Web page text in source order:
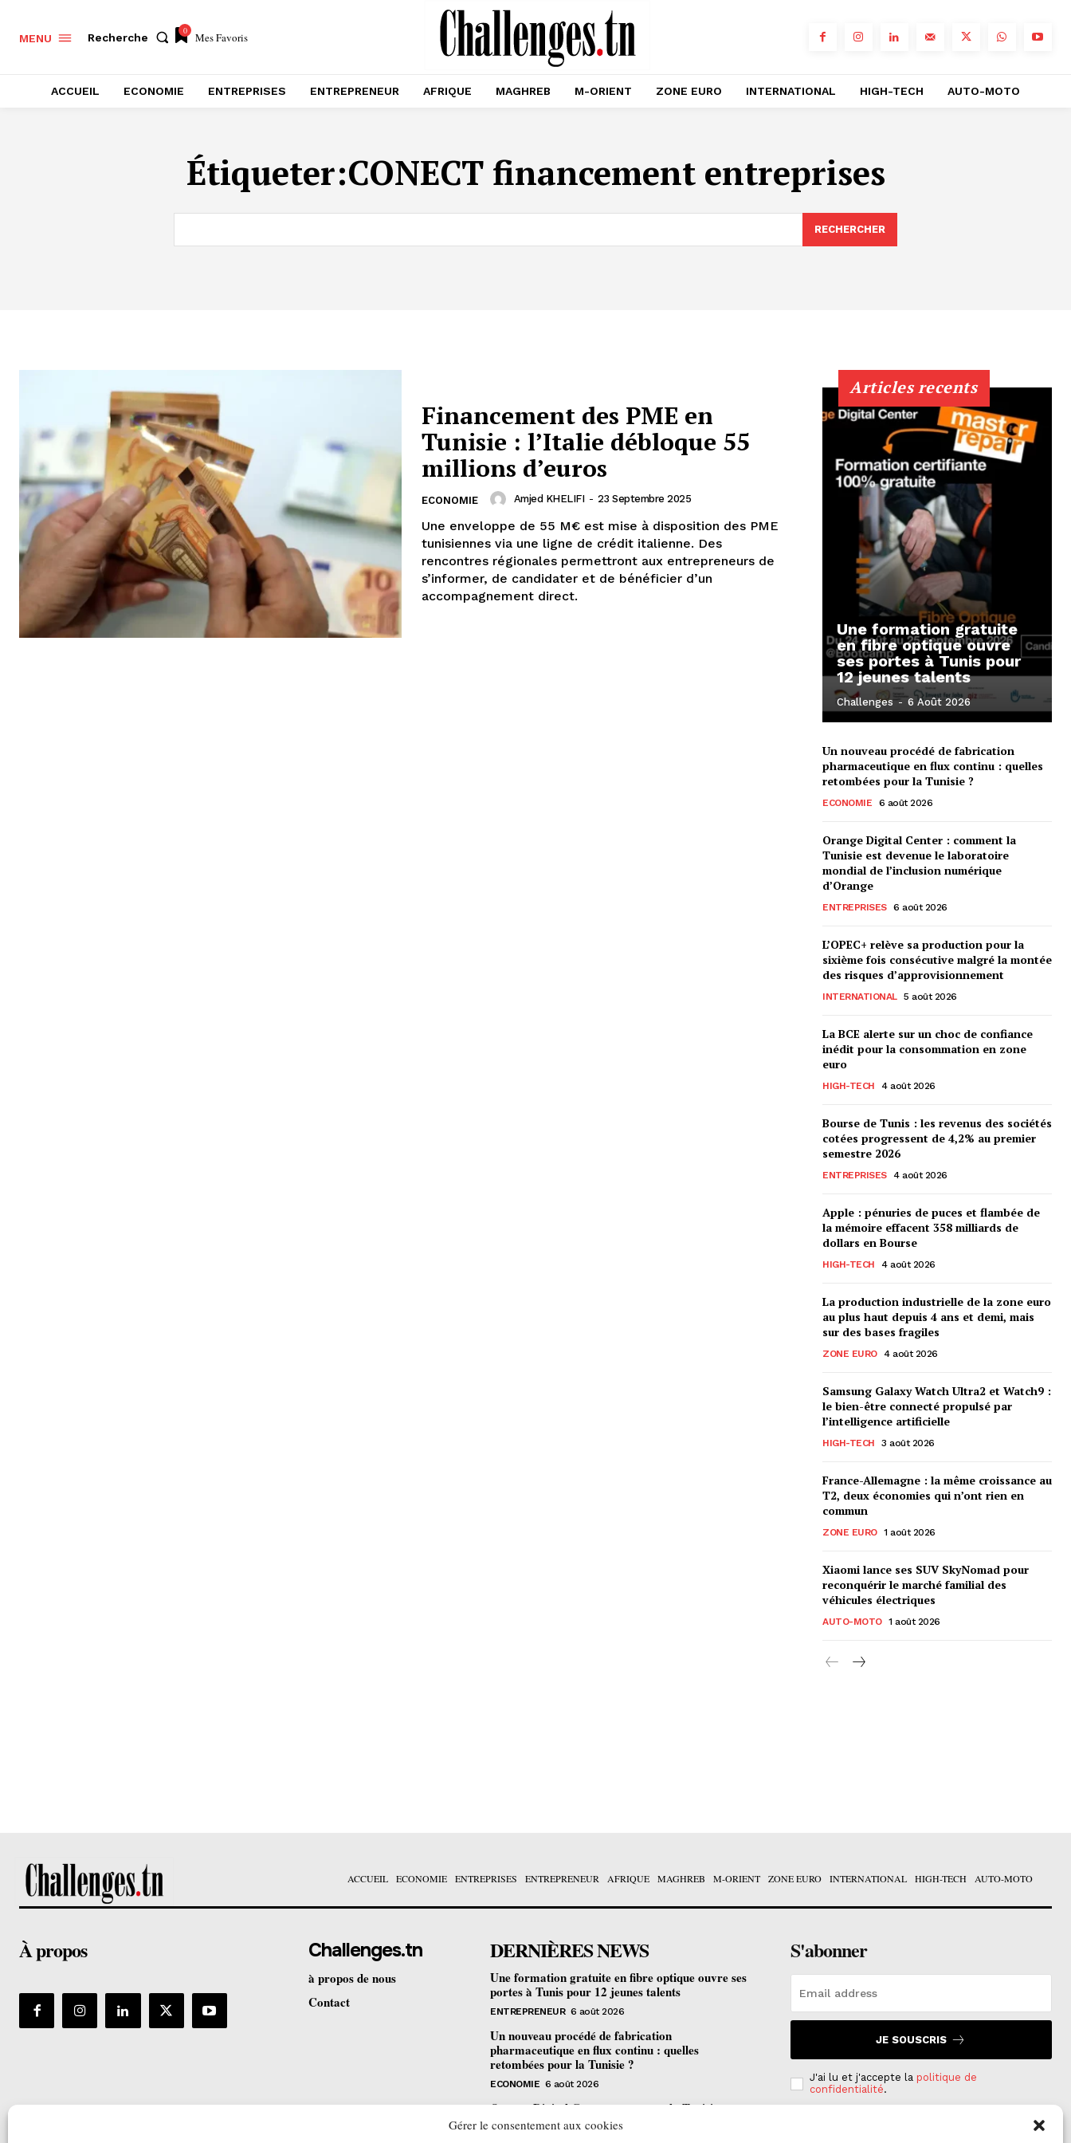
Gérer le consentement aux cookies
MENU Recherche
0 Mes Favoris
ACCUEIL ECONOMIE ENTREPRISES ENTREPRENEUR AFRIQUE MAGHREB M-ORIENT ZONE EURO INTERNATIONAL HIGH-TECH AUTO-MOTO
Étiqueter:CONECT financement entreprises
RECHERCHER
Financement des PME en
Tunisie : l’Italie débloque 55
millions d’euros
ECONOMIE Amjed KHELIFI - 23 Septembre 2025
Une enveloppe de 55 M€ est mise à disposition des PME
tunisiennes via une ligne de crédit italienne. Des
rencontres régionales permettront aux entrepreneurs de
s’informer, de candidater et de bénéficier d’un
accompagnement direct.
Articles recents
Une formation gratuite
en fibre optique ouvre
ses portes à Tunis pour
12 jeunes talents
Challenges - 6 Août 2026
Un nouveau procédé de fabrication
pharmaceutique en flux continu : quelles
retombées pour la Tunisie ?
ECONOMIE 6 août 2026
Orange Digital Center : comment la
Tunisie est devenue le laboratoire
mondial de l’inclusion numérique
d’Orange
ENTREPRISES 6 août 2026
L’OPEC+ relève sa production pour la
sixième fois consécutive malgré la montée
des risques d’approvisionnement
INTERNATIONAL 5 août 2026
La BCE alerte sur un choc de confiance
inédit pour la consommation en zone
euro
HIGH-TECH 4 août 2026
Bourse de Tunis : les revenus des sociétés
cotées progressent de 4,2% au premier
semestre 2026
ENTREPRISES 4 août 2026
Apple : pénuries de puces et flambée de
la mémoire effacent 358 milliards de
dollars en Bourse
HIGH-TECH 4 août 2026
La production industrielle de la zone euro
au plus haut depuis 4 ans et demi, mais
sur des bases fragiles
ZONE EURO 4 août 2026
Samsung Galaxy Watch Ultra2 et Watch9 :
le bien-être connecté propulsé par
l’intelligence artificielle
HIGH-TECH 3 août 2026
France-Allemagne : la même croissance au
T2, deux économies qui n’ont rien en
commun
ZONE EURO 1 août 2026
Xiaomi lance ses SUV SkyNomad pour
reconquérir le marché familial des
véhicules électriques
AUTO-MOTO 1 août 2026
ACCUEIL ECONOMIE ENTREPRISES ENTREPRENEUR AFRIQUE MAGHREB M-ORIENT ZONE EURO INTERNATIONAL HIGH-TECH AUTO-MOTO
À propos Challenges.tn
à propos de nous
Contact
DERNIÈRES NEWS
Une formation gratuite en fibre optique ouvre ses
portes à Tunis pour 12 jeunes talents
ENTREPRENEUR 6 août 2026
Un nouveau procédé de fabrication
pharmaceutique en flux continu : quelles
retombées pour la Tunisie ?
ECONOMIE 6 août 2026
Orange Digital Center : comment la Tunisie est
devenue le laboratoire mondial de l’inclusion
S'abonner
JE SOUSCRIS
J'ai lu et j'accepte la politique de
confidentialité.